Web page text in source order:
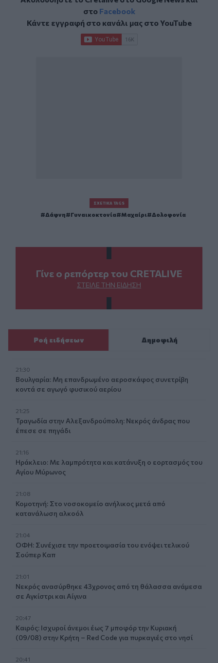
στο Facebook
Κάντε εγγραφή στο κανάλι μας στοYouTube
ΣΧΕΤΙΚΆ TAGS
Δάφνη Γυναικοκτονία Μαχαίρι Δολοφονία
Γίνε ο ρεπόρτερ του CRETALIVE
ΣΤΕΊΛΕ ΤΗΝ ΕΊΔΗΣΗ
Ροή ειδήσεων Δημοφιλή
21:30
Βουλγαρία: Μη επανδρωμένο αεροσκάφος συνετρίβη
κοντά σε αγωγό φυσικού αερίου
21:25
Τραγωδία στην Αλεξανδρούπολη: Νεκρός άνδρας που
έπεσε σε πηγάδι
21:16
Ηράκλειο: Με λαμπρότητα και κατάνυξη ο εορτασμός του
Αγίου Μύρωνος
21:08
Κομοτηνή: Στο νοσοκομείο ανήλικος μετά από
κατανάλωση αλκοόλ
21:04
ΟΦΗ: Συνέχισε την προετοιμασία του ενόψει τελικού
Σούπερ Καπ
21:01
Νεκρός ανασύρθηκε 43χρονος από τη θάλασσα ανάμεσα
σε Αγκίστρι και Αίγινα
20:47
Καιρός: Ισχυροί άνεμοι έως 7 μποφόρ την Κυριακή
(09/08) στην Κρήτη – Red Code για πυρκαγιές στο νησί
20:41